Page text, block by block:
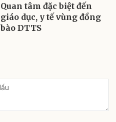
Quan tâm đặc biệt đến
giáo dục, y tế vùng đồng
bào DTTS